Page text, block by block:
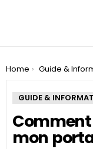
You are here:
Home Guide &
GUIDE &
mon